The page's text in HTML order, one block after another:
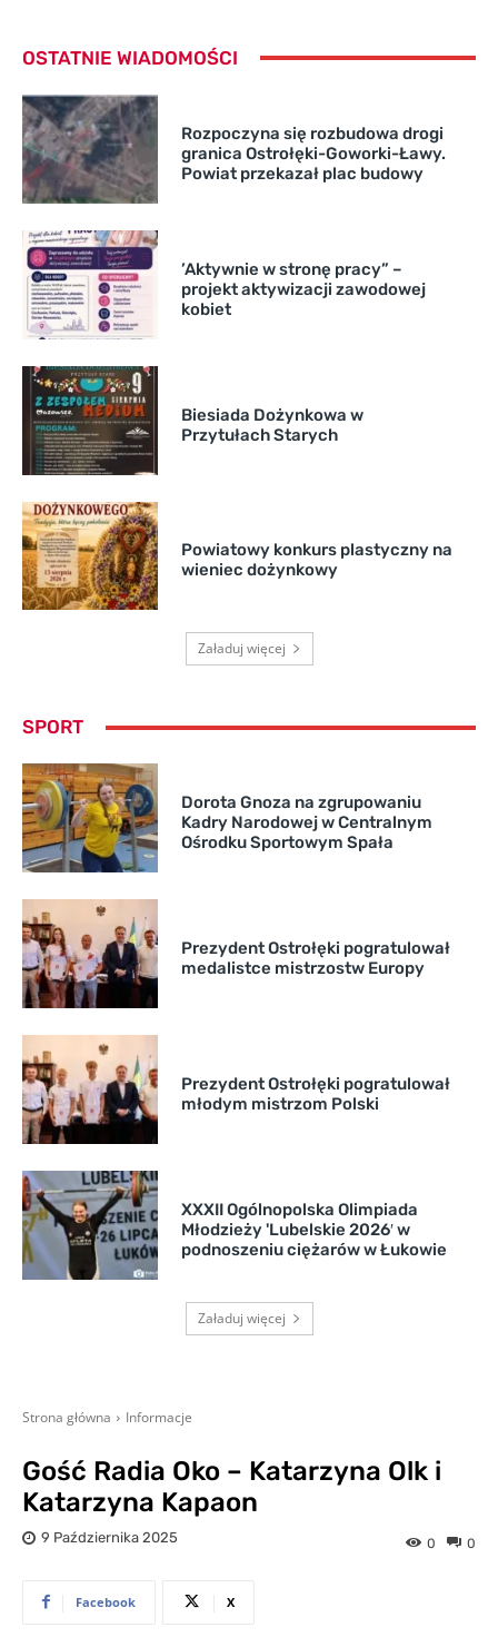
OSTATNIE WIADOMOŚCI
Rozpoczyna się rozbudowa drogi
granica Ostrołęki-Goworki-Ławy.
Powiat przekazał plac budowy
’Aktywnie w stronę pracy” –
projekt aktywizacji zawodowej
kobiet
Biesiada Dożynkowa w
Przytułach Starych
Powiatowy konkurs plastyczny na
wieniec dożynkowy
Załaduj więcej
SPORT
Dorota Gnoza na zgrupowaniu
Kadry Narodowej w Centralnym
Ośrodku Sportowym Spała
Prezydent Ostrołęki pogratulował
medalistce mistrzostw Europy
Prezydent Ostrołęki pogratulował
młodym mistrzom Polski
XXXII Ogólnopolska Olimpiada
Młodzieży 'Lubelskie 2026′ w
podnoszeniu ciężarów w Łukowie
Załaduj więcej